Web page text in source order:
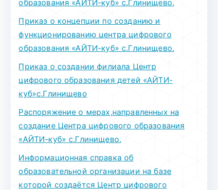
образования «АЙТИ-куб» c.Глинищево.
Приказ о концепции по созданию и
функционированию центра цифрового
образования «АЙТИ-куб» c.Глинищево.
Приказ о создании филиала Центр
цифрового образования детей «АЙТИ-
куб»с.Глинищево
Распоряжение о мерах,направленных на
создание Центра цифрового образования
«АЙТИ-куб» c.Глинищево.
Информационная справка об
образовательной организации на базе
которой создаётся Центр цифрового